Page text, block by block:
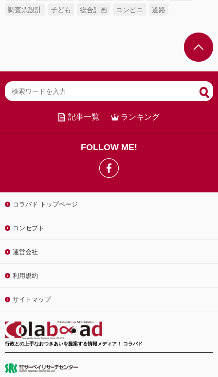
調査票設計
子ども 総合計画 コンビニ 道路
記事一覧 ランキング
FOLLOW ME!
コラバド トップページ
コンセプト
運営会社
利用規約
サイトマップ
行政との上手なおつきあいを提案する情報メディア！ コラバド